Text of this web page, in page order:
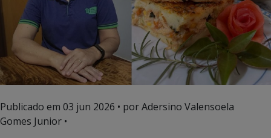
Publicado em 03 jun 2026 • por Adersino Valensoela
Gomes Junior •